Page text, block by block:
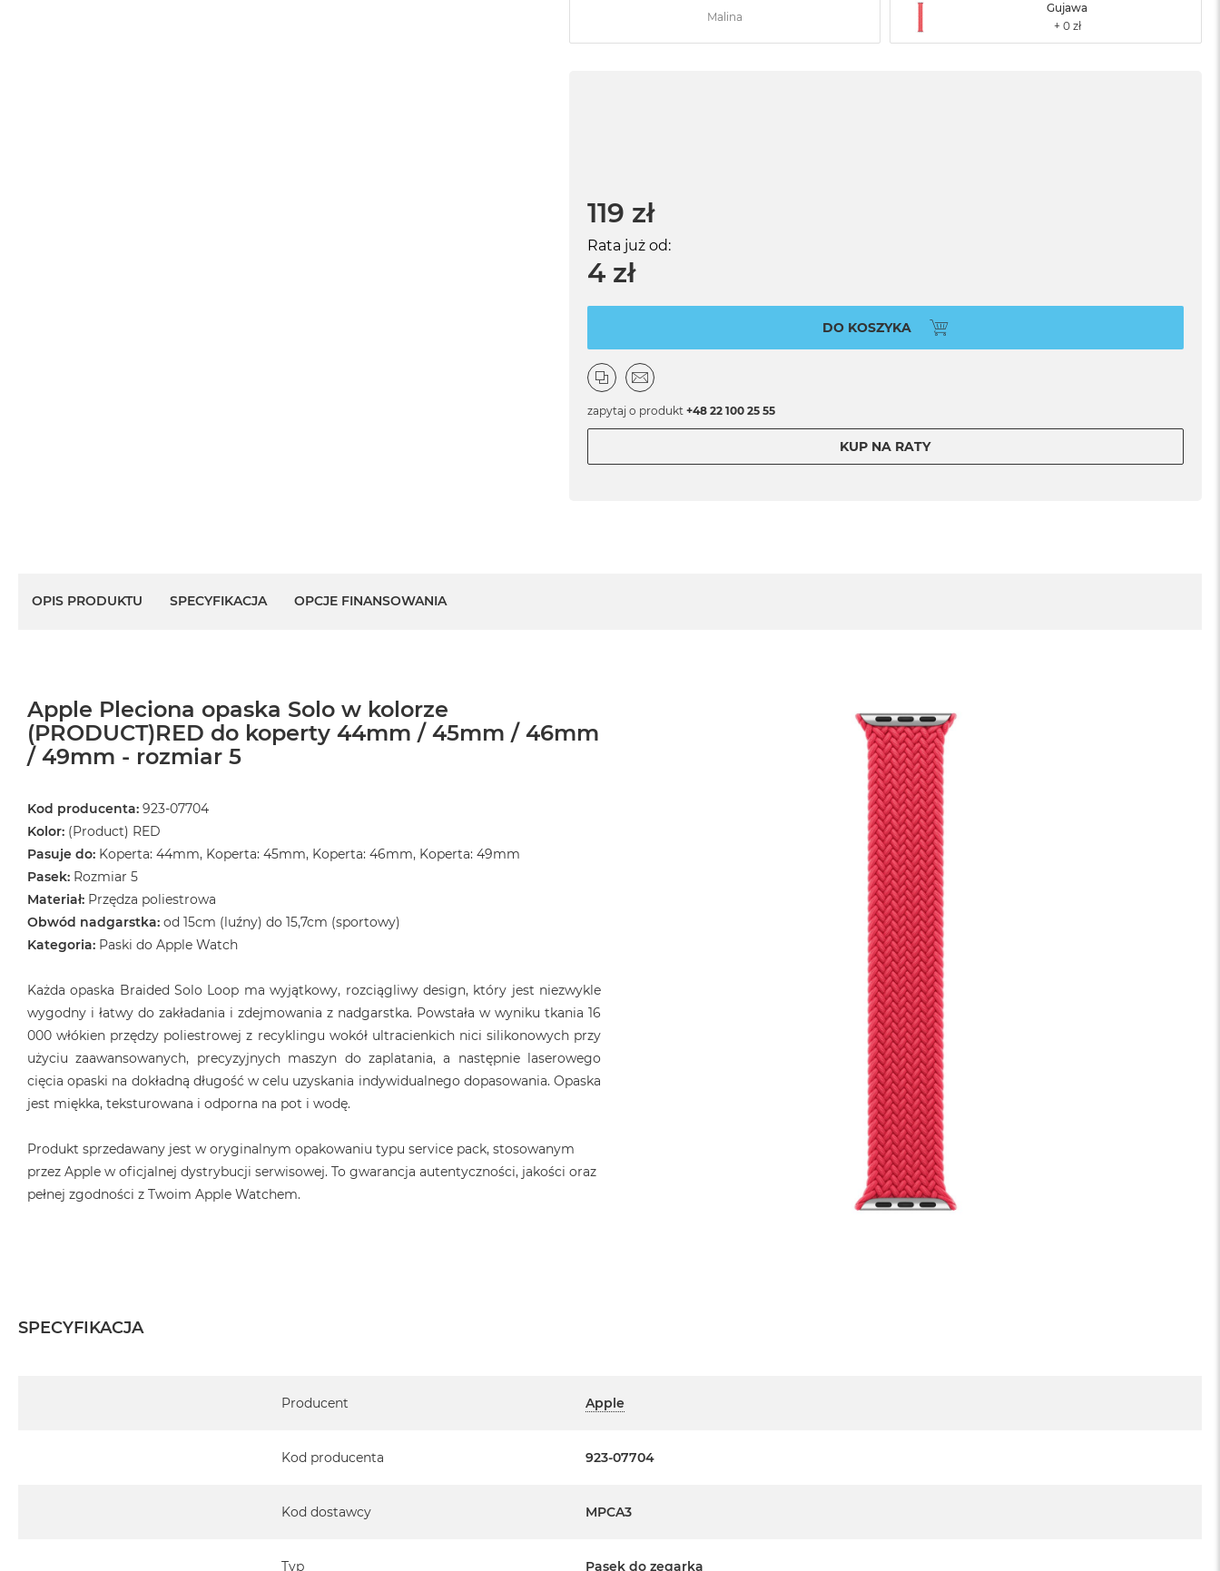
Malina
Gujawa
119 zł
Rata już od:
4 zł
DO KOSZYKA
zapytaj o produkt +48 22 100 25 55
KUP NA RATY
OPIS PRODUKTU SPECYFIKACJA OPCJE FINANSOWANIA
Apple Pleciona opaska Solo w kolorze
(PRODUCT)RED do koperty 44mm / 45mm / 46mm
/ 49mm - rozmiar 5
Kod producenta: 923-07704
Kolor: (Product) RED
Pasuje do: Koperta: 44mm, Koperta: 45mm, Koperta: 46mm, Koperta: 49mm
Pasek: Rozmiar 5
Materiał: Przędza poliestrowa
Obwód nadgarstka: od 15cm (luźny) do 15,7cm (sportowy)
Kategoria: Paski do Apple Watch
Każda opaska Braided Solo Loop ma wyjątkowy, rozciągliwy design, który jest niezwykle
wygodny i łatwy do zakładania i zdejmowania z nadgarstka. Powstała w wyniku tkania 16
000 włókien przędzy poliestrowej z recyklingu wokół ultracienkich nici silikonowych przy
użyciu zaawansowanych, precyzyjnych maszyn do zaplatania, a następnie laserowego
cięcia opaski na dokładną długość w celu uzyskania indywidualnego dopasowania. Opaska
jest miękka, teksturowana i odporna na pot i wodę.
Produkt sprzedawany jest w oryginalnym opakowaniu typu service pack, stosowanym
przez Apple w oficjalnej dystrybucji serwisowej. To gwarancja autentyczności, jakości oraz
pełnej zgodności z Twoim Apple Watchem.
SPECYFIKACJA
Producent
Apple
Kod producenta 923-07704
Kod dostawcy MPCA3
Typ Pasek do zegarka